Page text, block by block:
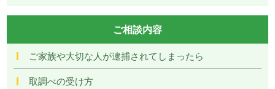
ご相談内容
ご家族や大切な人が逮捕されてしまったら
取調べの受け方